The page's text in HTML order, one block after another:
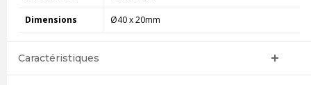
Dimensions Ø40 x 20mm
Caractéristiques